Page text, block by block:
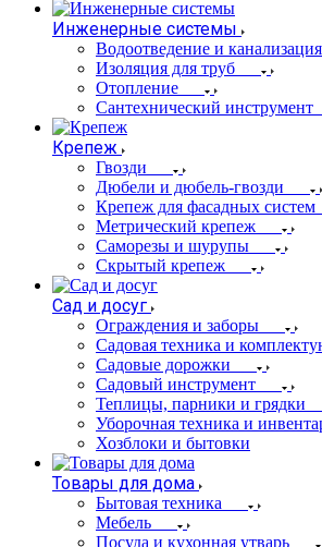
Инженерные системы
Водоотведение и канализация
Изоляция для труб
Отопление
Сантехнический инструмент
Крепеж
Гвозди
Дюбели и дюбель-гвозди
Крепеж для фасадных систем
Метрический крепеж
Саморезы и шурупы
Скрытый крепеж
Сад и досуг
Ограждения и заборы
Садовая техника и
Садовые дорожки
Садовый инструмент
Теплицы, парники и грядки
Уборочная техника и
Хозблоки и бытовки
Товары для дома
Бытовая техника
Мебель
Посуда и кухонная утварь